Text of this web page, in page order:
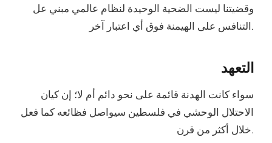
وقضيتنا ليست الضحية الوحيدة لنظام عالمي مبني عل
التنافس على الهيمنة فوق أي اعتبار آخر.
التعهد
الاحتلال الوحشي في فلسطين سيواصل فظائعه كما فعل
خلال أكثر من قرن.